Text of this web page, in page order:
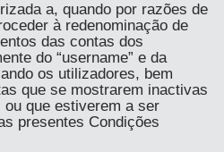
a, quando por razões de
à redenominação de
das contas dos
do “username” e da
os utilizadores, bem
que se mostrarem inactivas
que estiverem a ser
presentes Condições